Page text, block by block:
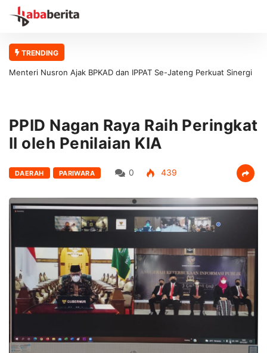
TRENDING
Menteri Nusron Ajak BPKAD dan IPPAT Se-Jateng Perkuat Sinergi
PPID Nagan Raya Raih Peringkat
II oleh Penilaian KIA
DAERAH PARIWARA 0 439